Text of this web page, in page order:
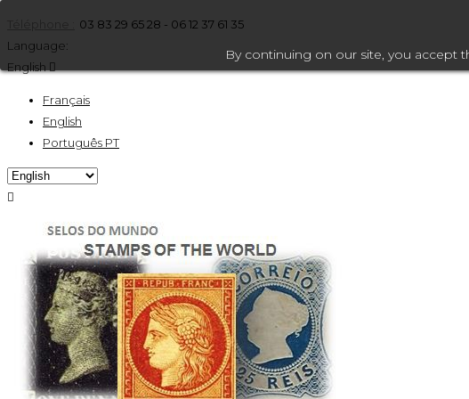
03 83 29 65 28 - 06 12 37 61 35
Language:
English 
Français
English
Português PT

By continuing on our site, you accept